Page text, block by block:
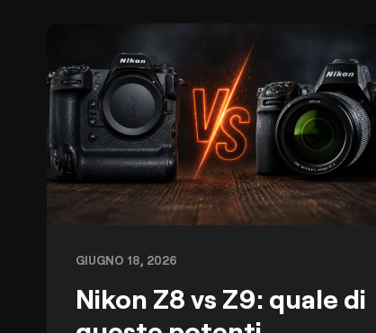
GIUGNO 18, 2026
Nikon Z8 vs Z9: quale di